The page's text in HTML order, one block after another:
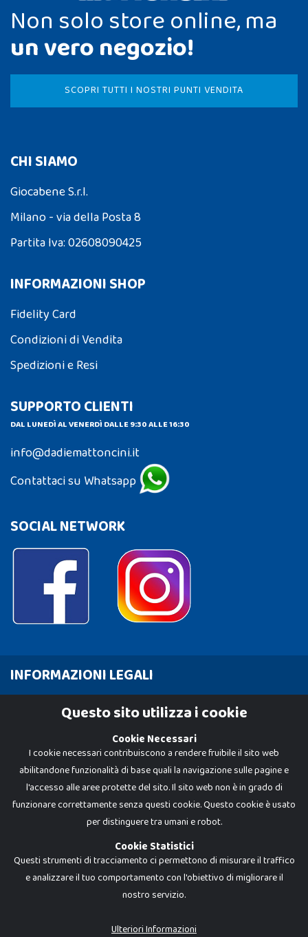
Non solo store online, ma
un vero negozio!
SCOPRI TUTTI I NOSTRI PUNTI VENDITA
CHI SIAMO
Giocabene S.r.l.
Milano - via della Posta 8
Partita Iva: 02608090425
INFORMAZIONI SHOP
Fidelity Card
Condizioni di Vendita
Spedizioni e Resi
SUPPORTO CLIENTI
DAL LUNEDÌ AL VENERDÌ DALLE 9:30 ALLE 16:30
info@dadiemattoncini.it
Contattaci su Whatsapp
SOCIAL NETWORK
INFORMAZIONI LEGALI
Cookie Policy
Dadi e Mattoncini è un brand di Giocabene Srl. Ogni riproduzione o utilizzo non
I prezzi e le promozioni pubblicate potrebbero differire da quanto esposto in
Questo sito utilizza i cookie
Cookie Necessari
I cookie necessari contribuiscono a rendere fruibile il sito web
abilitandone funzionalità di base quali la navigazione sulle pagine e
l'accesso alle aree protette del sito. Il sito web non è in grado di
funzionare correttamente senza questi cookie. Questo cookie è usato
per distinguere tra umani e robot.
Cookie Statistici
Questi strumenti di tracciamento ci permettono di misurare il traffico
e analizzare il tuo comportamento con l'obiettivo di migliorare il
nostro servizio.
Ulteriori Informazioni